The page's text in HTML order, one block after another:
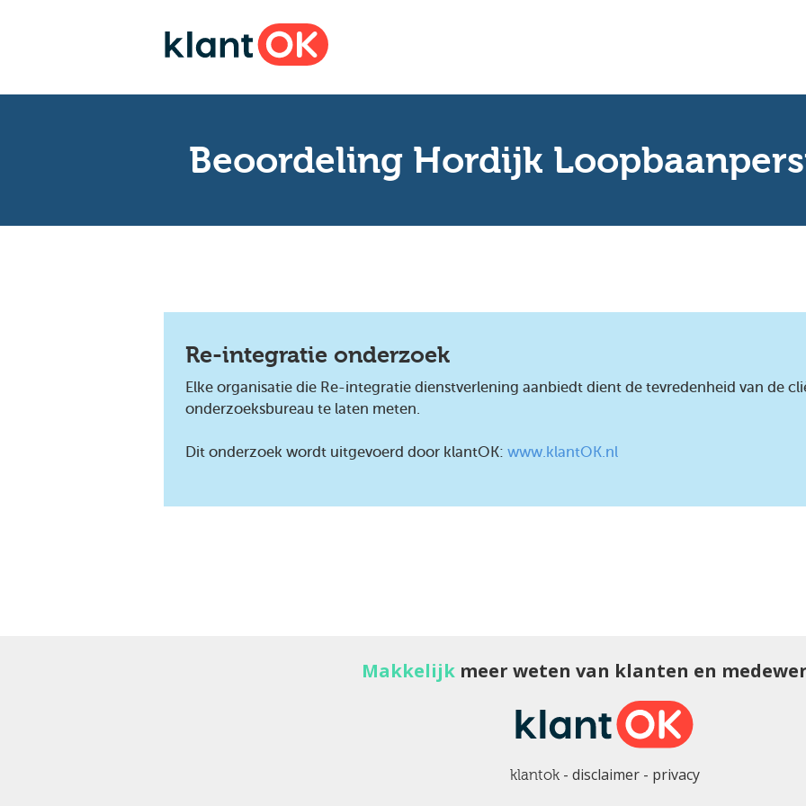
Beoordeling Hordijk
Re-integratie onderzoek
Elke organisatie die Re-integratie dienstverlening aanbiedt dient de tevredenheid van de
onderzoeksbureau te laten meten.
Dit onderzoek wordt uitgevoerd door klantOK: www.klantOK.nl
Makkelijkmeer weten van klanten en
klantok disclaimer privacy